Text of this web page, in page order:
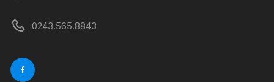
0243.565.8843